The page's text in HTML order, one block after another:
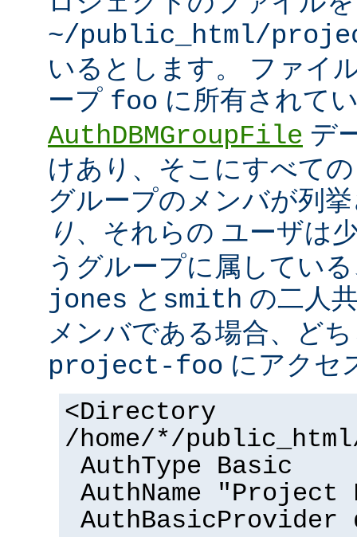
~/public_html/
いるとします。 ファイ
ープ foo に所有されて
AuthDBMGroupFile デ
けあり、そこにすべて
グループのメンバが列
り、それらの ユーザは
うグループに属してい
jones と smith の二人
メンバである場合、ど
project-foo にアクセ
<Directory
/home/*/
AuthType Basic
AuthName
AuthBasicProvider